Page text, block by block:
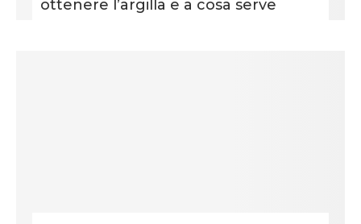
ottenere l’argilla e a cosa serve